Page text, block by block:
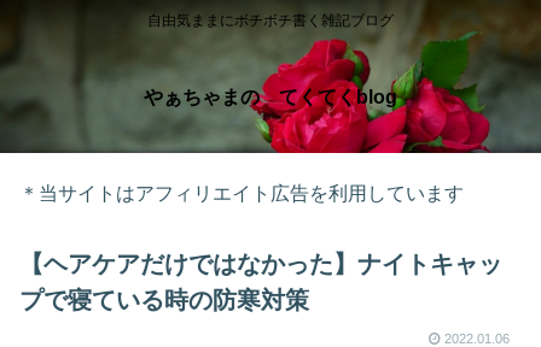
自由気ままにボチボチ書く雑記ブログ
やぁちゃまの てくてくblog
＊当サイトはアフィリエイト広告を利用しています
【ヘアケアだけではなかった】ナイトキャッ
プで寝ている時の防寒対策
2022.01.06